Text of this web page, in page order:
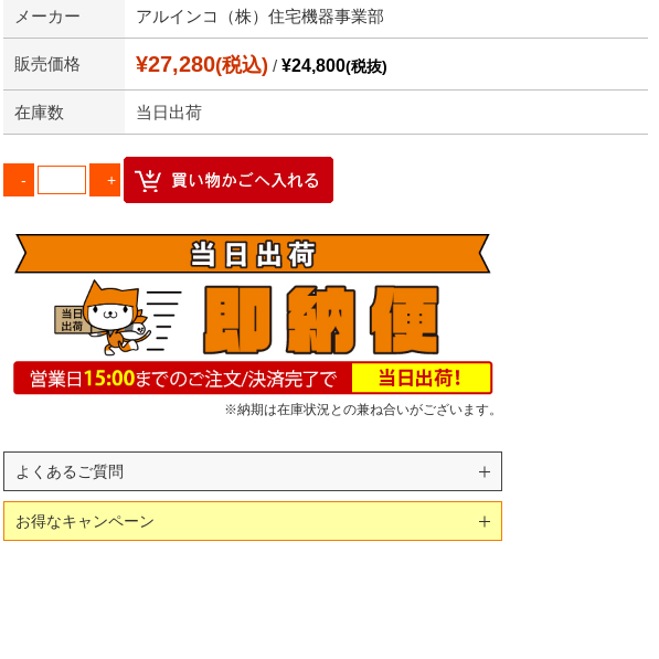
メーカー アルインコ（株）住宅機器事業部
販売価格 ¥27,280(税込) / ¥24,800(税抜)
在庫数 当日出荷
※納期は在庫状況との兼ね合いがございます。
よくあるご質問
お得なキャンペーン